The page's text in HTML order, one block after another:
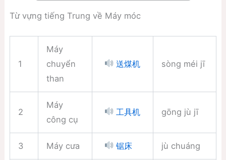
Từ vựng tiếng Trung về Máy móc
1
Máy
chuyển
than
送煤机 sòng méi jī
2
Máy
công cụ
工具机 gōng jù jī
3 Máy cưa 锯床 jù chuáng